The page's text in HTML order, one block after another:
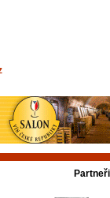
Partneři